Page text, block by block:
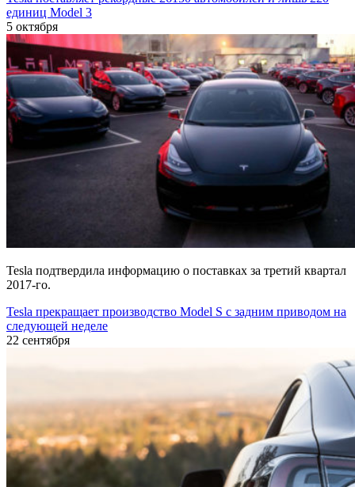
единиц Model 3
5 октября
Tesla подтвердила информацию о поставках за третий квартал
2017-го.
Tesla прекращает производство Model S с задним приводом на
следующей неделе
22 сентября